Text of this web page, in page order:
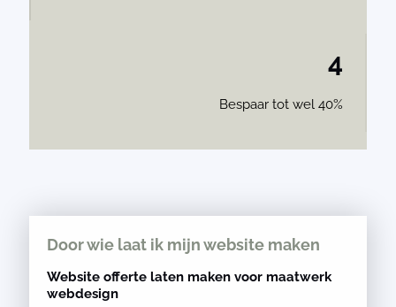
4
Bespaar tot wel 40%
Door wie laat ik mijn website maken
Website offerte laten maken voor maatwerk
webdesign